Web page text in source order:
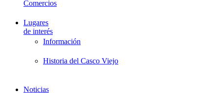
Comercios
Lugares
de interés
Información
Historia del Casco Viejo
Noticias